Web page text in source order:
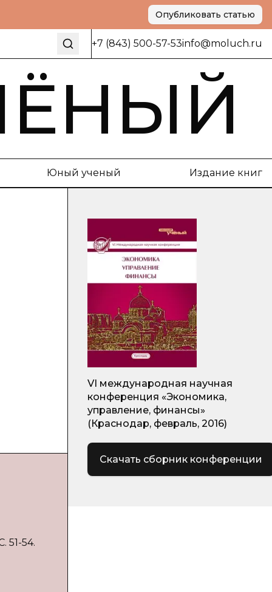
Опубликовать статью
+7 (843) 500-57-53info@moluch.ru
Юный ученый Издание книг
51-54.
VI международная научная
конференция «Экономика,
управление, финансы»
(Краснодар, февраль, 2016)
Скачать сборник конференции